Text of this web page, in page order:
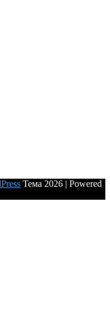
Тема 2026 | Powered